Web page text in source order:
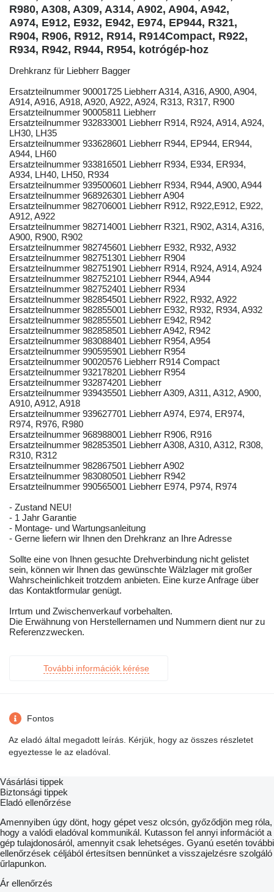
R980, A308, A309, A314, A902, A904, A942,
A974, E912, E932, E942, E974, EP944, R321,
R904, R906, R912, R914, R914Compact, R922,
R934, R942, R944, R954, kotrógép-hoz
Drehkranz für Liebherr Bagger
Ersatzteilnummer 90001725 Liebherr A314, A316, A900, A904,
A914, A916, A918, A920, A922, A924, R313, R317, R900
Ersatzteilnummer 90005811 Liebherr
Ersatzteilnummer 932833001 Liebherr R914, R924, A914, A924,
LH30, LH35
Ersatzteilnummer 933628601 Liebherr R944, EP944, ER944,
A944, LH60
Ersatzteilnummer 933816501 Liebherr R934, E934, ER934,
A934, LH40, LH50, R934
Ersatzteilnummer 939500601 Liebherr R934, R944, A900, A944
Ersatzteilnummer 968926301 Liebherr A904
Ersatzteilnummer 982706001 Liebherr R912, R922,E912, E922,
A912, A922
Ersatzteilnummer 982714001 Liebherr R321, R902, A314, A316,
A900, R900, R902
Ersatzteilnummer 982745601 Liebherr E932, R932, A932
Ersatzteilnummer 982751301 Liebherr R904
Ersatzteilnummer 982751901 Liebherr R914, R924, A914, A924
Ersatzteilnummer 982752101 Liebherr R944, A944
Ersatzteilnummer 982752401 Liebherr R934
Ersatzteilnummer 982854501 Liebherr R922, R932, A922
Ersatzteilnummer 982855001 Liebherr E932, R932, R934, A932
Ersatzteilnummer 982855501 Liebherr E942, R942
Ersatzteilnummer 982858501 Liebherr A942, R942
Ersatzteilnummer 983088401 Liebherr R954, A954
Ersatzteilnummer 990595901 Liebherr R954
Ersatzteilnummer 90020576 Liebherr R914 Compact
Ersatzteilnummer 932178201 Liebherr R954
Ersatzteilnummer 932874201 Liebherr
Ersatzteilnummer 939435501 Liebherr A309, A311, A312, A900,
A910, A912, A918
Ersatzteilnummer 939627701 Liebherr A974, E974, ER974,
R974, R976, R980
Ersatzteilnummer 968988001 Liebherr R906, R916
Ersatzteilnummer 982853501 Liebherr A308, A310, A312, R308,
R310, R312
Ersatzteilnummer 982867501 Liebherr A902
Ersatzteilnummer 983080501 Liebherr R942
Ersatzteilnummer 990565001 Liebherr E974, P974, R974
- Zustand NEU!
- 1 Jahr Garantie
- Montage- und Wartungsanleitung
- Gerne liefern wir Ihnen den Drehkranz an Ihre Adresse
Sollte eine von Ihnen gesuchte Drehverbindung nicht gelistet
sein, können wir Ihnen das gewünschte Wälzlager mit großer
Wahrscheinlichkeit trotzdem anbieten. Eine kurze Anfrage über
das Kontaktformular genügt.
Irrtum und Zwischenverkauf vorbehalten.
Die Erwähnung von Herstellernamen und Nummern dient nur zu
Referenzzwecken.
További információk kérése
Fontos
Az eladó által megadott leírás. Kérjük, hogy az összes részletet
egyeztesse le az eladóval.
Vásárlási tippek
Biztonsági tippek
Eladó ellenőrzése
Amennyiben úgy dönt, hogy gépet vesz olcsón, győződjön meg róla,
hogy a valódi eladóval kommunikál. Kutasson fel annyi információt a
gép tulajdonosáról, amennyit csak lehetséges. Gyanú esetén további
ellenőrzések céljából értesítsen bennünket a visszajelzésre szolgáló
űrlapunkon.
Ár ellenőrzés